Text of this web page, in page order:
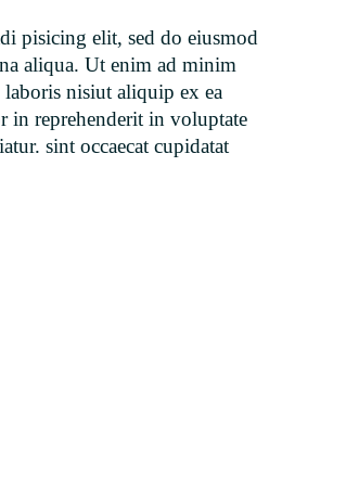
pisicing elit, sed do eiusmod
aliqua. Ut enim ad minim
nisiut aliquip ex ea
in reprehenderit in voluptate
sint occaecat cupidatat